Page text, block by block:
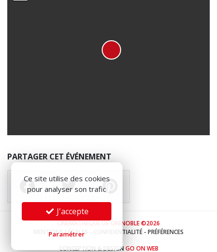
PARTAGER CET ÉVÉNEMENT
CINÉMATHÈQUE DE GRENOBLE ©2026
MENTIONS LÉGALES
CONFIDENTIALITÉ - PRÉFÉRENCES
CONCEPTION & DESIGNGO ON WEB
Ce site utilise des cookies
pour analyser son trafic
J'accepte
Paramétrer